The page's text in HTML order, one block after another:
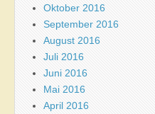
Oktober 2016
September 2016
August 2016
Juli 2016
Juni 2016
Mai 2016
April 2016